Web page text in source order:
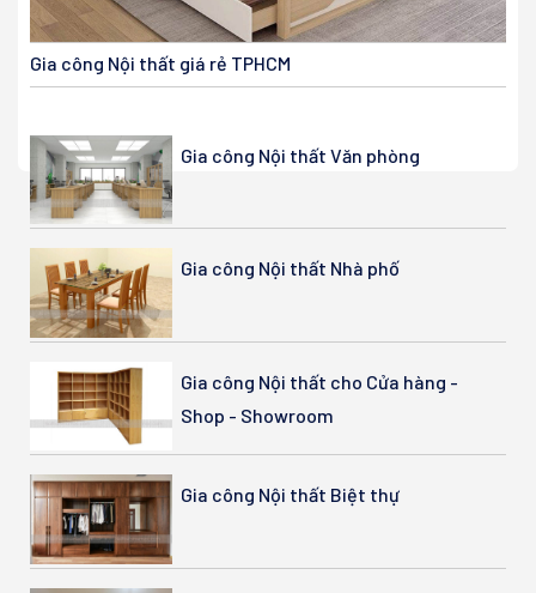
Gia công Nội thất giá rẻ TPHCM
Gia công Nội thất Văn phòng
Gia công Nội thất Nhà phố
Gia công Nội thất cho Cửa hàng -
Shop - Showroom
Gia công Nội thất Biệt thự